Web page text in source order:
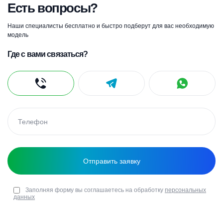
Есть вопросы?
Наши специалисты бесплатно и быстро подберут для вас необходимую
модель
Где с вами связаться?
Заполняя форму вы соглашаетесь на обработку персональных
данных